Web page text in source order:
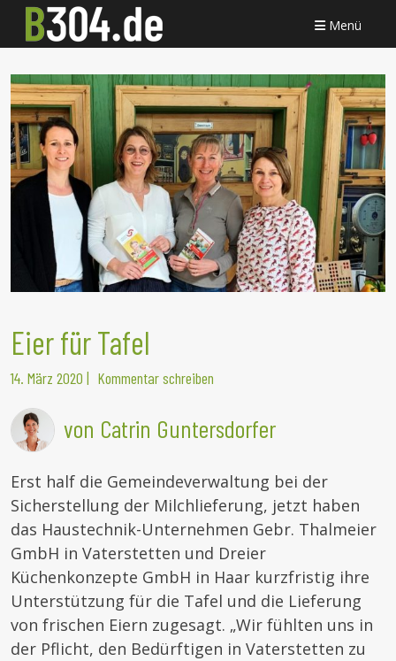
Menü
Eier für Tafel
14. März 2020 | Kommentar schreiben
von Catrin Guntersdorfer
Erst half die Gemeindeverwaltung bei der
Sicherstellung der Milchlieferung, jetzt haben
das Haustechnik-Unternehmen Gebr. Thalmeier
GmbH in Vaterstetten und Dreier
Küchenkonzepte GmbH in Haar kurzfristig ihre
Unterstützung für die Tafel und die Lieferung
von frischen Eiern zugesagt. „Wir fühlten uns in
der Pflicht, den Bedürftigen in Vaterstetten zu